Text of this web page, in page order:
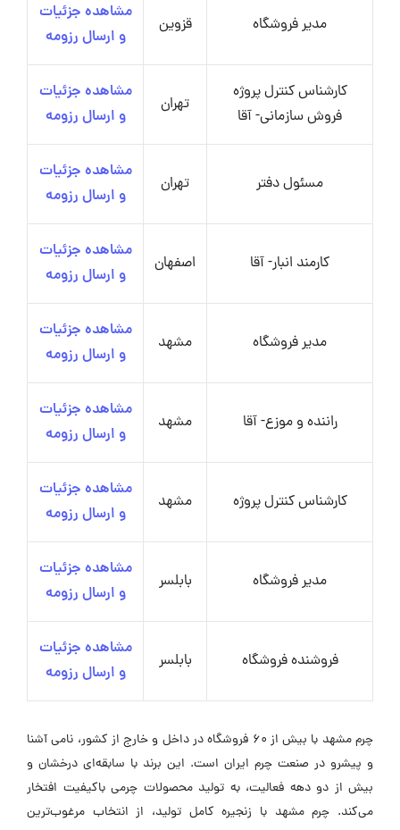
مدیر فروشگاه قزوین
مشاهده جزئیات
و ارسال رزومه
کارشناس کنترل پروژه
فروش سازمانی- آقا
تهران
مشاهده جزئیات
و ارسال رزومه
مسئول دفتر تهران
مشاهده جزئیات
و ارسال رزومه
کارمند انبار- آقا اصفهان
مشاهده جزئیات
و ارسال رزومه
مدیر فروشگاه مشهد
مشاهده جزئیات
و ارسال رزومه
راننده و موزع- آقا مشهد
مشاهده جزئیات
و ارسال رزومه
کارشناس کنترل پروژه مشهد
مشاهده جزئیات
و ارسال رزومه
مدیر فروشگاه بابلسر
مشاهده جزئیات
و ارسال رزومه
فروشنده فروشگاه بابلسر
مشاهده جزئیات
و ارسال رزومه
چرم مشهد با بیش از 60 فروشگاه در داخل و خارج از کشور، نامی آشنا
و پیشرو در صنعت چرم ایران است. این برند با سابقه‌ای درخشان و
بیش از دو دهه فعالیت، به تولید محصولات چرمی باکیفیت افتخار
می‌کند. چرم مشهد با زنجیره کامل تولید، از انتخاب مرغوب‌ترین